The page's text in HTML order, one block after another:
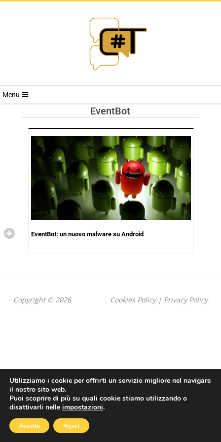
RIVISTA
TRENDS
Menu
EventBot
EventBot: un nuovo malware su Android
Copyright © 2026 Cookies Policy| Privacy Policy
Utilizziamo i cookie per offrirti un servizio migliore nel navigare
il nostro sito web.
Puoi scoprire di più su quali cookie stiamo utilizzando o
disattivarli nelle impostazioni.
Accetta Reject